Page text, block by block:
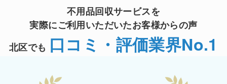
不用品回収サービスを
実際にご利用いただいたお客様からの声
北区でも 口コミ・評価業界No.1